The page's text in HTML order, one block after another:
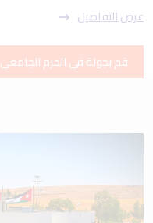
عرض التفاصيل
قم بجولة في الحرم الجامعي